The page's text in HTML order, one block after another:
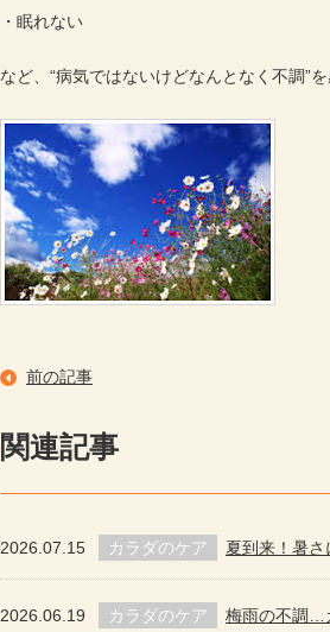
・眠れない
など、“病気ではないけどなんとなく不調”
前の記事
関連記事
2026.07.15 カラダのケア 夏到来！暑さ
2026.06.19 カラダのケア 梅雨の不調…